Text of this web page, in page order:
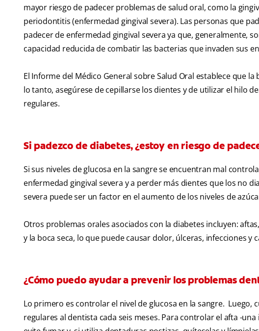
mayor riesgo de padecer problemas de salud oral, como la
periodontitis (enfermedad gingival severa). Las personas que
padecer de enfermedad gingival severa ya que, generalmente,
capacidad reducida de combatir las bacterias que invaden sus
El Informe del Médico General sobre Salud Oral establece que
lo tanto, asegúrese de cepillarse los dientes y de utilizar el hilo
regulares.
Si padezco de diabetes, ¿estoy en riesgo de
Si sus niveles de glucosa en la sangre se encuentran mal
enfermedad gingival severa y a perder más dientes que los no
severa puede ser un factor en el aumento de los niveles de
Otros problemas orales asociados con la diabetes incluyen:
y la boca seca, lo que puede causar dolor, úlceras, infecciones y
¿Cómo puedo ayudar a prevenir los problemas
Lo primero es controlar el nivel de glucosa en la sangre. Luego,
regulares al dentista cada seis meses. Para controlar el afta -